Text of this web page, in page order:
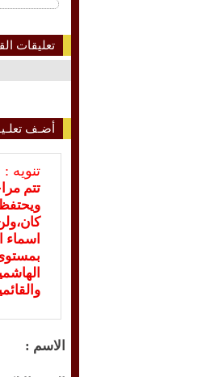
تعليقات
أضـف
تنويه :
تتم
اسماء
الاسم :